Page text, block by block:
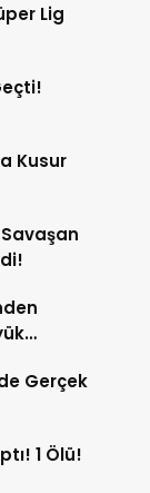
Lig
Kusur
Savaşan
Gerçek
1 Ölü!